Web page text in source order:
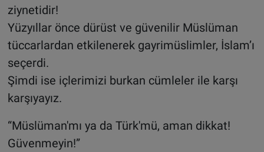
ziynetidir!
Yüzyıllar önce dürüst ve güvenilir Müslüman
tüccarlardan etkilenerek gayrimüslimler, İslam’ı
seçerdi.
Şimdi ise içlerimizi burkan cümleler ile karşı
karşıyayız.
“Müslüman'mı ya da Türk'mü, aman dikkat!
Güvenmeyin!”